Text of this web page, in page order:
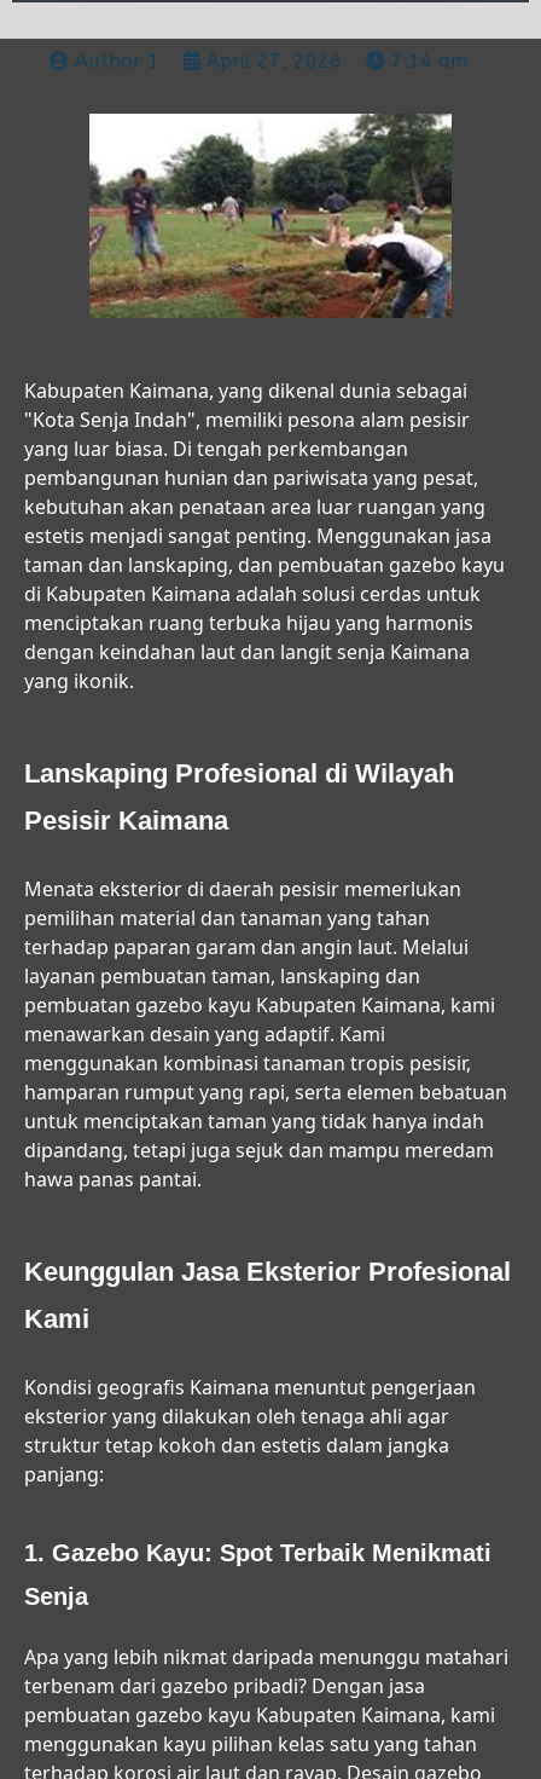
Author 1 April 27, 2026 7:14 am
Kabupaten Kaimana, yang dikenal dunia sebagai
"Kota Senja Indah", memiliki pesona alam pesisir
yang luar biasa. Di tengah perkembangan
pembangunan hunian dan pariwisata yang pesat,
kebutuhan akan penataan area luar ruangan yang
estetis menjadi sangat penting. Menggunakan jasa
taman dan lanskaping, dan pembuatan gazebo kayu
di Kabupaten Kaimana adalah solusi cerdas untuk
menciptakan ruang terbuka hijau yang harmonis
dengan keindahan laut dan langit senja Kaimana
yang ikonik.
Lanskaping Profesional di Wilayah
Pesisir Kaimana
Menata eksterior di daerah pesisir memerlukan
pemilihan material dan tanaman yang tahan
terhadap paparan garam dan angin laut. Melalui
layanan pembuatan taman, lanskaping dan
pembuatan gazebo kayu Kabupaten Kaimana, kami
menawarkan desain yang adaptif. Kami
menggunakan kombinasi tanaman tropis pesisir,
hamparan rumput yang rapi, serta elemen bebatuan
untuk menciptakan taman yang tidak hanya indah
dipandang, tetapi juga sejuk dan mampu meredam
hawa panas pantai.
Keunggulan Jasa Eksterior Profesional
Kami
Kondisi geografis Kaimana menuntut pengerjaan
eksterior yang dilakukan oleh tenaga ahli agar
struktur tetap kokoh dan estetis dalam jangka
panjang:
1. Gazebo Kayu: Spot Terbaik Menikmati
Senja
Apa yang lebih nikmat daripada menunggu matahari
terbenam dari gazebo pribadi? Dengan jasa
pembuatan gazebo kayu Kabupaten Kaimana, kami
menggunakan kayu pilihan kelas satu yang tahan
terhadap korosi air laut dan rayap. Desain gazebo